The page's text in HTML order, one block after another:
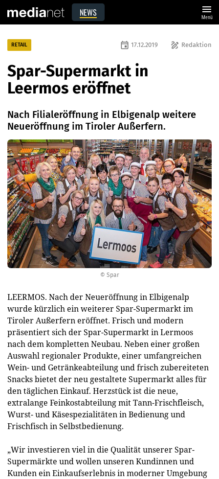
NEWS menu
Menü
© Spar
RETAIL draw Redaktion
event 17.12.2019
Spar-Supermarkt in
Leermos eröffnet
Nach Filialeröffnung in Elbigenalp weitere
Neueröffnung im Tiroler Außerfern.
LEERMOS. Nach der Neueröffnung in Elbigenalp
wurde kürzlich ein weiterer Spar-Supermarkt im
Tiroler Außerfern eröffnet. Frisch und modern
präsentiert sich der Spar-Supermarkt in Lermoos
nach dem kompletten Neubau. Neben einer großen
Auswahl regionaler Produkte, einer umfangreichen
Wein- und Getränkeabteilung und frisch zubereiteten
Snacks bietet der neu gestaltete Supermarkt alles für
den täglichen Einkauf. Herzstück ist die neue,
extralange Feinkostabteilung mit Tann-Frischfleisch,
Wurst- und Käsespezialitäten in Bedienung und
Frischfisch in Selbstbedienung.
„Wir investieren viel in die Qualität unserer Spar-
Supermärkte und wollen unseren Kundinnen und
Kunden ein Einkaufserlebnis in moderner Umgebung